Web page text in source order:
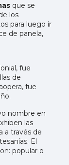
que se
los
para luego ir
de panela,
fue
de
fue
nombre en
las
a través de
El
popular o